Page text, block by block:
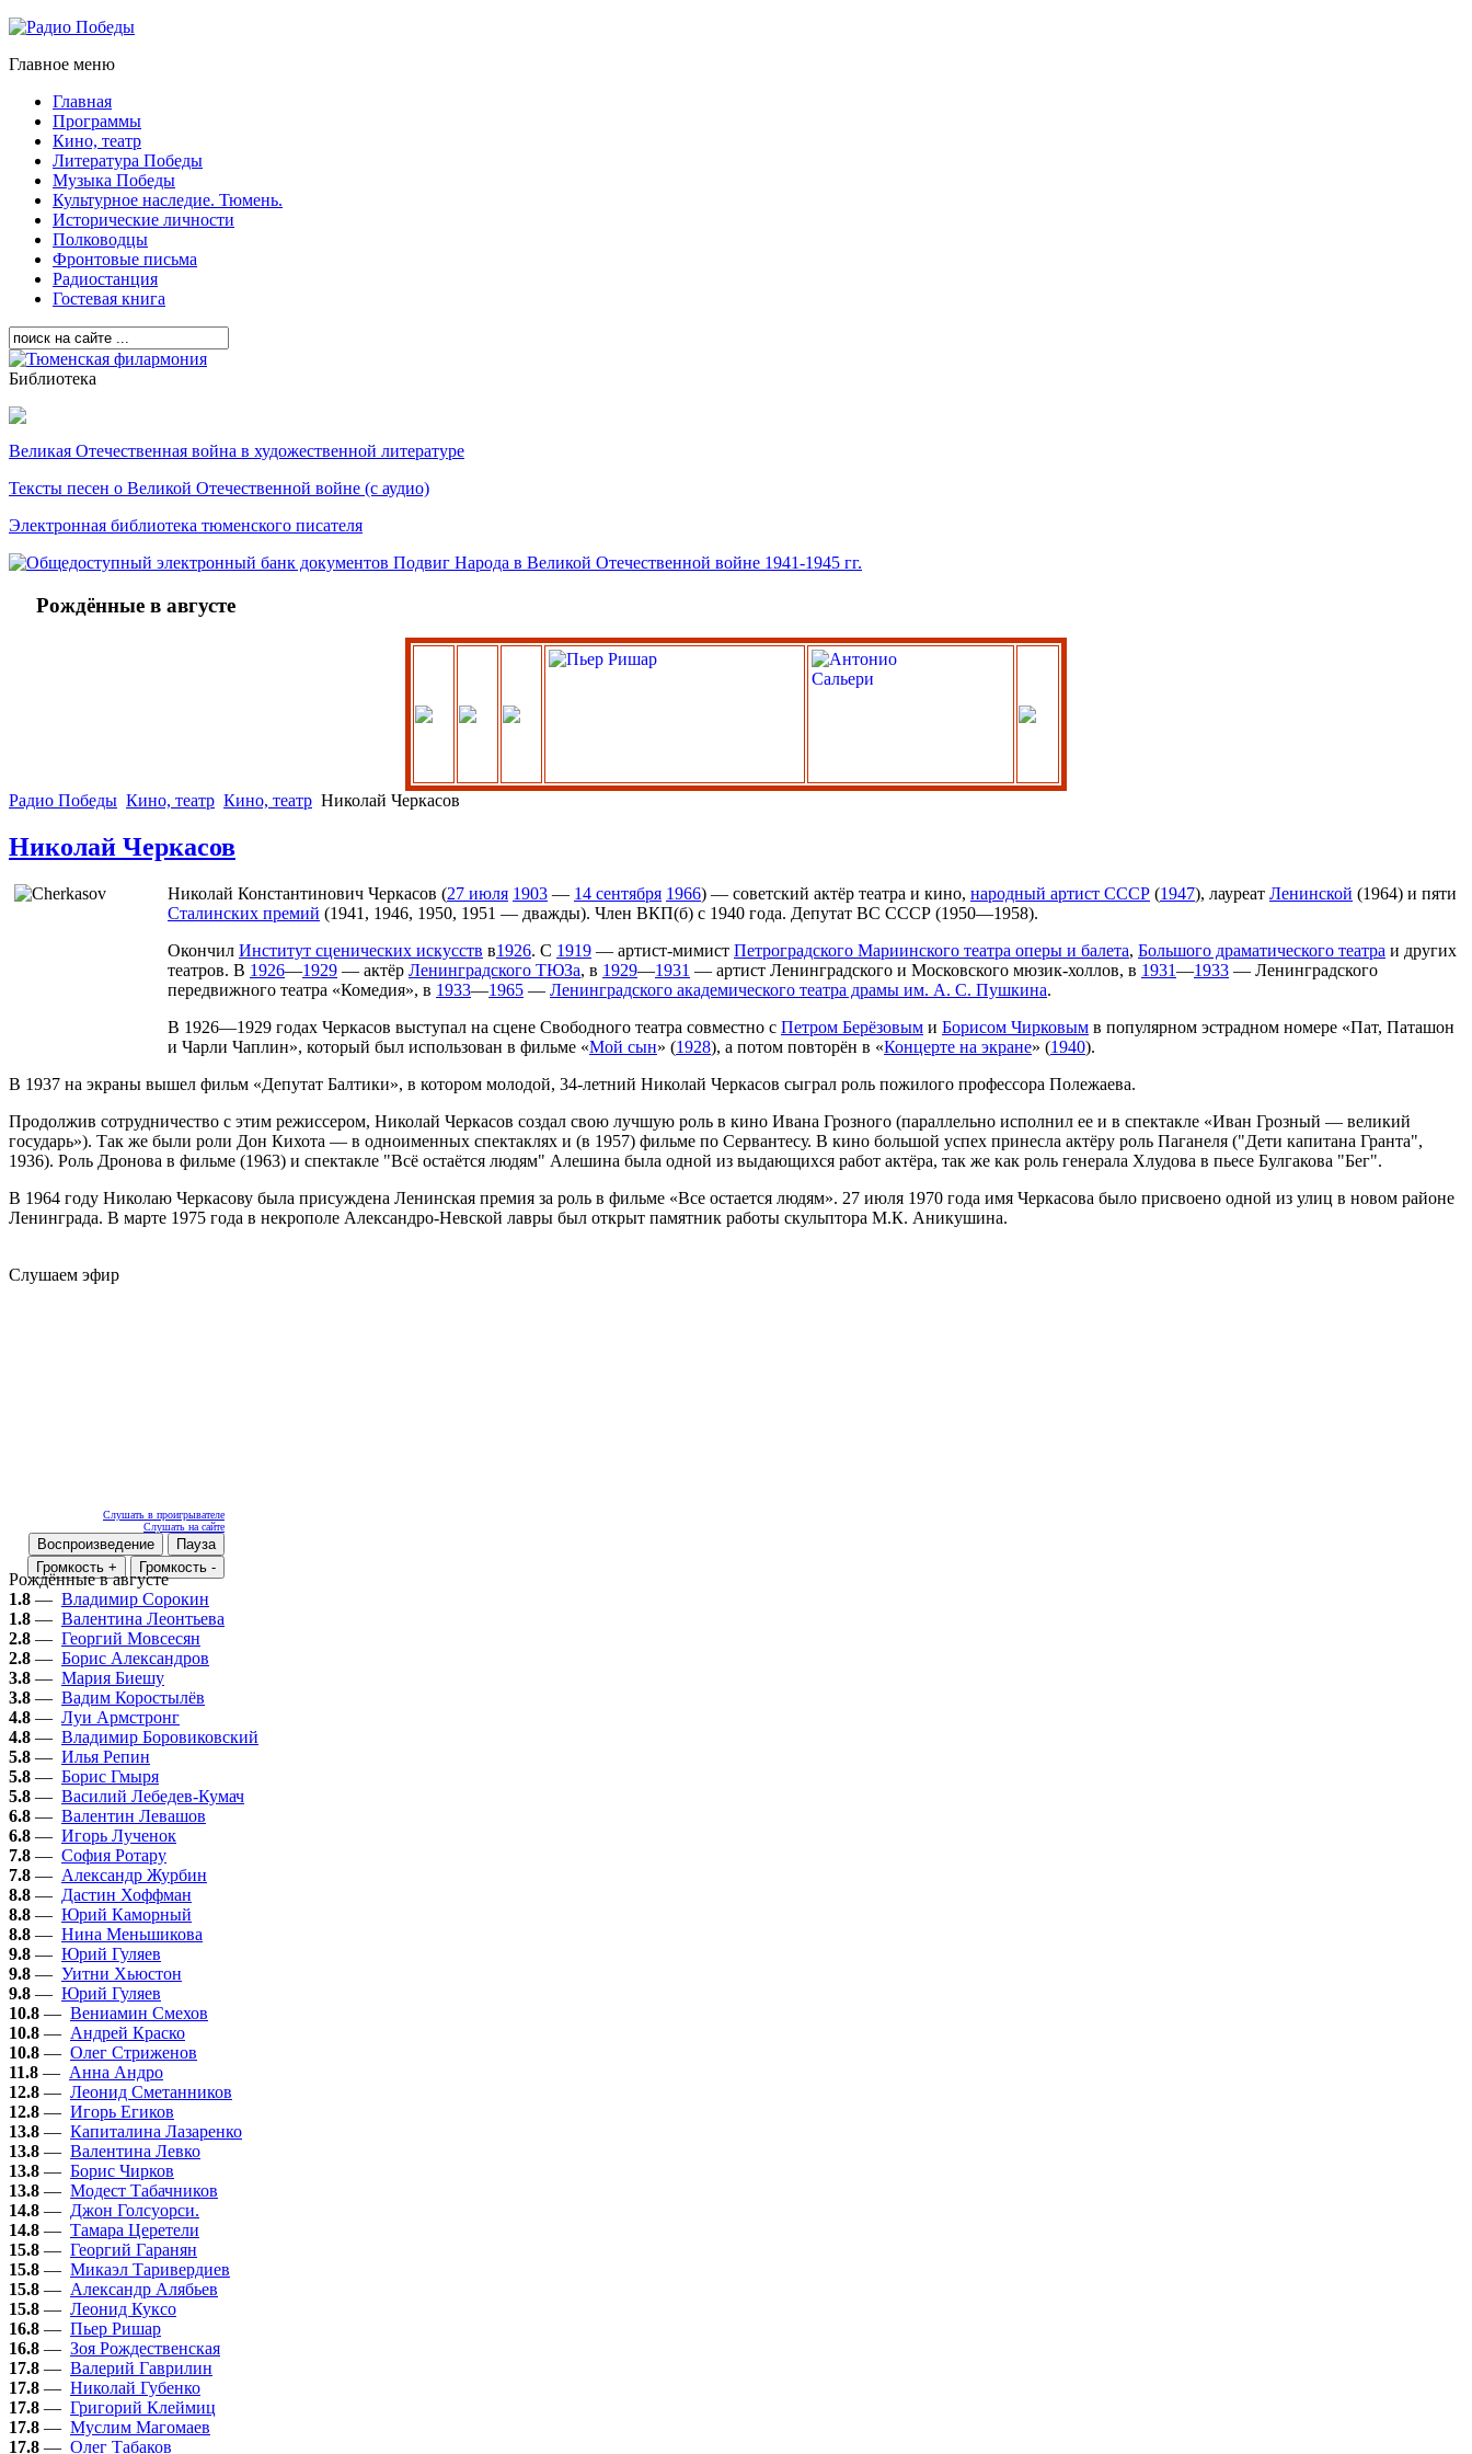
Главное меню
Главная
Программы
Кино, театр
Литература Победы
Музыка Победы
Культурное наследие. Тюмень.
Исторические личности
Полководцы
Фронтовые письма
Радиостанция
Гостевая книга
Библиотека
Великая Отечественная война в художественной литературе
Тексты песен о Великой Отечественной войне (с аудио)
Электронная библиотека тюменского писателя
Рождённые в августе
Радио Победы Кино, театр Кино, театр Николай Черкасов
Николай Черкасов
Николай Константинович Черкасов (27 июля 1903 — 14 сентября 1966) — советский актёр театра и кино, народный артист СССР (1947), лауреат Ленинской (1964) и пяти
Сталинских премий (1941, 1946, 1950, 1951 — дважды). Член ВКП(б) с 1940 года. Депутат ВС СССР (1950—1958).
Окончил Институт сценических искусств в1926. С 1919 — артист-мимист Петроградского Мариинского театра оперы и балета, Большого драматического театра и других
театров. В 1926—1929 — актёр Ленинградского ТЮЗа, в 1929—1931 — артист Ленинградского и Московского мюзик-холлов, в 1931—1933 — Ленинградского
передвижного театра «Комедия», в 1933—1965 — Ленинградского академического театра драмы им. А. С. Пушкина.
В 1926—1929 годах Черкасов выступал на сцене Свободного театра совместно с Петром Берёзовым и Борисом Чирковым в популярном эстрадном номере «Пат, Паташон
и Чарли Чаплин», который был использован в фильме «Мой сын» (1928), а потом повторён в «Концерте на экране» (1940).
В 1937 на экраны вышел фильм «Депутат Балтики», в котором молодой, 34-летний Николай Черкасов сыграл роль пожилого профессора Полежаева.
Продолжив сотрудничество с этим режиссером, Николай Черкасов создал свою лучшую роль в кино Ивана Грозного (параллельно исполнил ее и в спектакле «Иван Грозный — великий
государь»). Так же были роли Дон Кихота — в одноименных спектаклях и (в 1957) фильме по Сервантесу. В кино большой успех принесла актёру роль Паганеля ("Дети капитана Гранта",
1936). Роль Дронова в фильме (1963) и спектакле "Всё остаётся людям" Алешина была одной из выдающихся работ актёра, так же как роль генерала Хлудова в пьесе Булгакова "Бег".
В 1964 году Николаю Черкасову была присуждена Ленинская премия за роль в фильме «Все остается людям». 27 июля 1970 года имя Черкасова было присвоено одной из улиц в новом районе
Ленинграда. В марте 1975 года в некрополе Александро-Невской лавры был открыт памятник работы скульптора М.К. Аникушина.
Слушаем эфир
Слушать в проигрывателе
Слушать на сайте
Воспроизведение
Пауза
Громкость +
Громкость -
Рождённые в августе
1.8 — Владимир Сорокин
1.8 — Валентина Леонтьева
2.8 — Георгий Мовсесян
2.8 — Борис Александров
3.8 — Мария Биешу
3.8 — Вадим Коростылёв
4.8 — Луи Армстронг
4.8 — Владимир Боровиковский
5.8 — Илья Репин
5.8 — Борис Гмыря
5.8 — Василий Лебедев-Кумач
6.8 — Валентин Левашов
6.8 — Игорь Лученок
7.8 — София Ротару
7.8 — Александр Журбин
8.8 — Дастин Хоффман
8.8 — Юрий Каморный
8.8 — Нина Меньшикова
9.8 — Юрий Гуляев
9.8 — Уитни Хьюстон
9.8 — Юрий Гуляев
10.8 — Вениамин Смехов
10.8 — Андрей Краско
10.8 — Олег Стриженов
11.8 — Анна Андро
12.8 — Леонид Сметанников
12.8 — Игорь Егиков
13.8 — Капиталина Лазаренко
13.8 — Валентина Левко
13.8 — Борис Чирков
13.8 — Модест Табачников
14.8 — Джон Голсуорси.
14.8 — Тамара Церетели
15.8 — Георгий Гаранян
15.8 — Микаэл Таривердиев
15.8 — Александр Алябьев
15.8 — Леонид Куксо
16.8 — Пьер Ришар
16.8 — Зоя Рождественская
17.8 — Валерий Гаврилин
17.8 — Николай Губенко
17.8 — Григорий Клеймиц
17.8 — Муслим Магомаев
17.8 — Олег Табаков